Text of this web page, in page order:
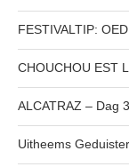
FESTIVALTIP:
CHOUCHOU EST
ALCATRAZ – Dag
Uitheems